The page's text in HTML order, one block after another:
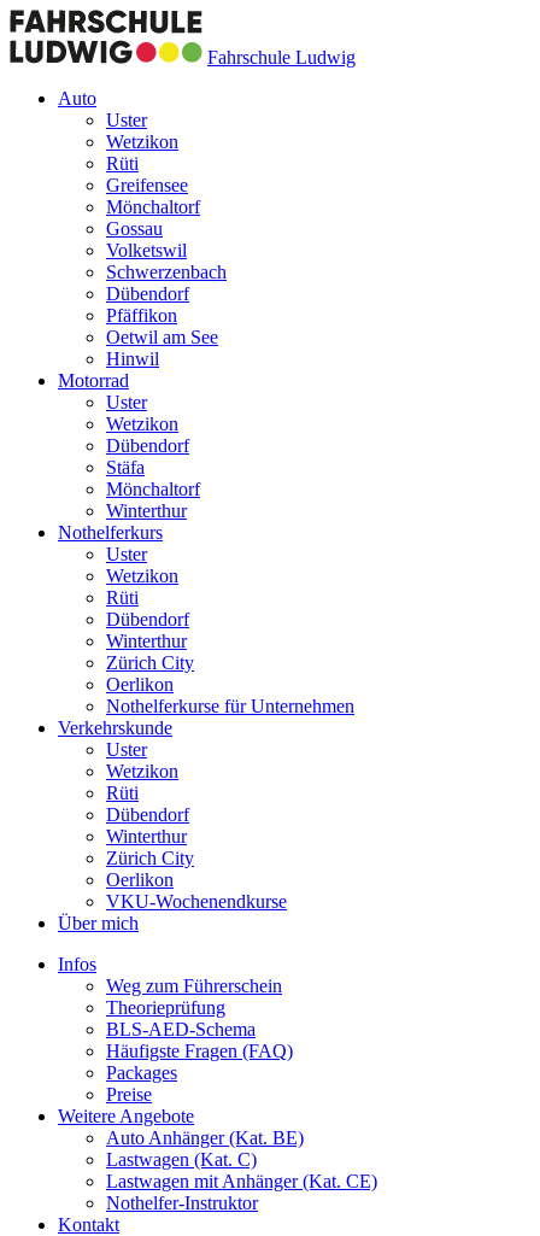
Fahrschule Ludwig
Auto
Uster
Wetzikon
Rüti
Greifensee
Mönchaltorf
Gossau
Volketswil
Schwerzenbach
Dübendorf
Pfäffikon
Oetwil am See
Hinwil
Motorrad
Uster
Wetzikon
Dübendorf
Stäfa
Mönchaltorf
Winterthur
Nothelferkurs
Uster
Wetzikon
Rüti
Dübendorf
Winterthur
Zürich City
Oerlikon
Nothelferkurse für Unternehmen
Verkehrskunde
Uster
Wetzikon
Rüti
Dübendorf
Winterthur
Zürich City
Oerlikon
VKU-Wochenendkurse
Über mich
Infos
Weg zum Führerschein
Theorieprüfung
BLS-AED-Schema
Häufigste Fragen (FAQ)
Packages
Preise
Weitere Angebote
Auto Anhänger (Kat. BE)
Lastwagen (Kat. C)
Lastwagen mit Anhänger (Kat. CE)
Nothelfer-Instruktor
Kontakt